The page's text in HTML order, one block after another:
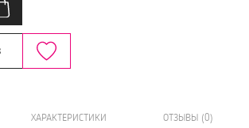
ХАРАКТЕРИСТИКИ ОТЗЫВЫ (0)